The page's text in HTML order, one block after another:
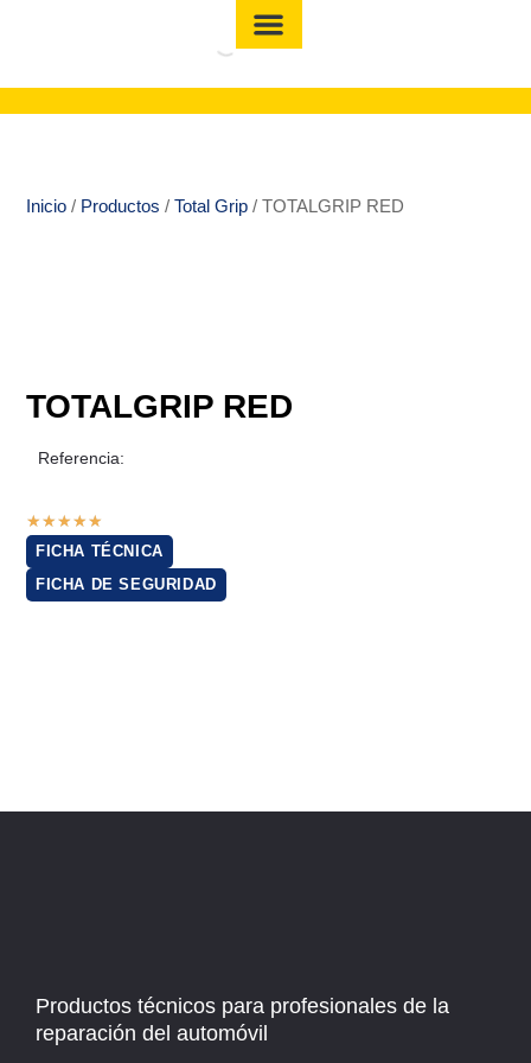
Inicio / Productos / Total Grip / TOTALGRIP RED
TOTALGRIP RED
Referencia:
★★★★★
FICHA TÉCNICA
FICHA DE SEGURIDAD
Productos técnicos para profesionales de la
reparación del automóvil